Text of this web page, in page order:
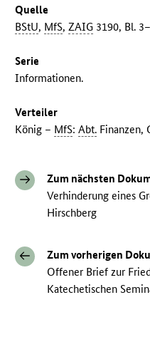
Quelle
BStU, MfS,ZAIG 3190, Bl.
Serie
Informationen.
Verteiler
König – MfS:Abt. Finanzen,
Zum nächsten
Verhinderung eines
Hirschberg
Zum vorherigen
Offener Brief zur
Katechetischen